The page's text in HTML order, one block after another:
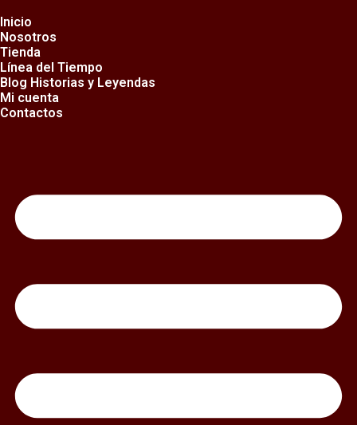
al
contenido
Inicio
Nosotros
Tienda
Línea del Tiempo
Blog Historias y Leyendas
Mi cuenta
Contactos